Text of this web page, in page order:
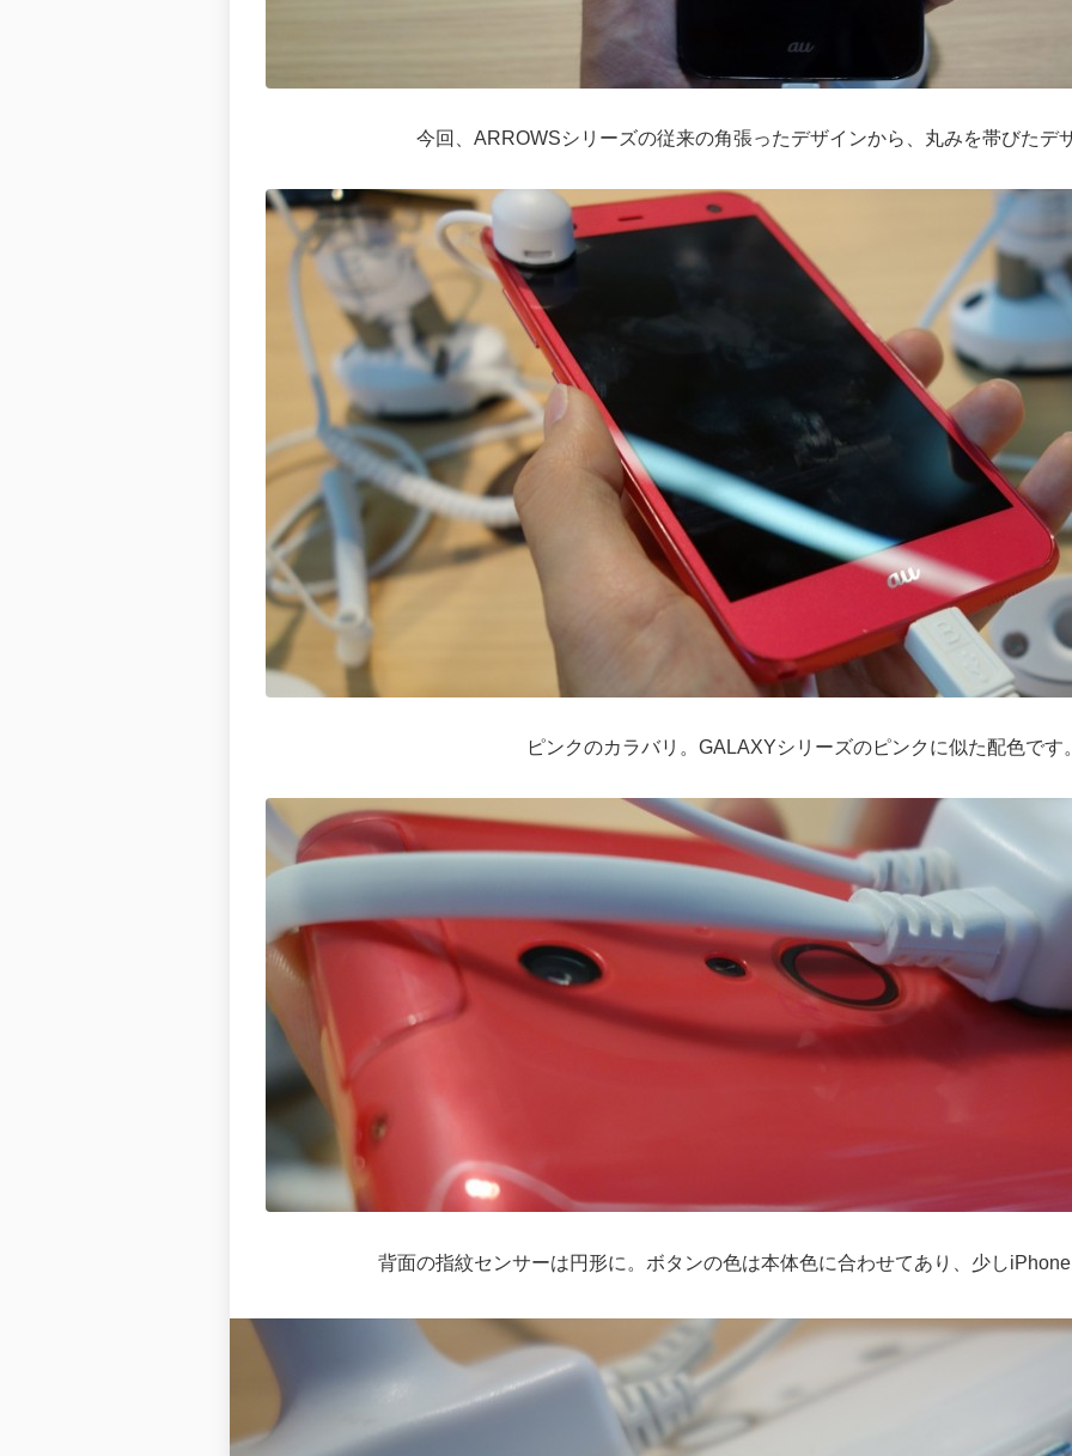
今回、ARROWSシリーズの従来の角張ったデザインから、丸みを帯びたデ
ピンクのカラバリ。GALAXYシリーズのピンクに似た配色です
背面の指紋センサーは円形に。ボタンの色は本体色に合わせてあり、少し